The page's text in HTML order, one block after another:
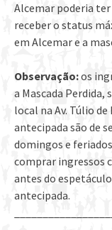
Alcemar poderia ter
receber o status
em Alcemar e a
Observação:os
a Mascada
local na Av. Túlio
antecipada são de
domingos e
comprar ingressos
antes do
antecipada.